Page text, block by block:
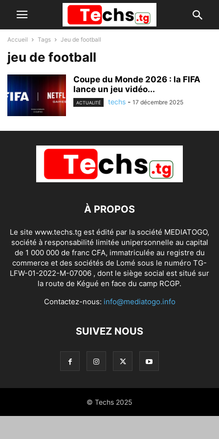
Accueil Tags Jeu de football
jeu de football
Coupe du Monde 2026 : la FIFA
lance un jeu vidéo...
ACTUALITÉ techs - 17 décembre 2025
À PROPOS
Le site www.techs.tg est édité par la société MEDIATOGO,
société à responsabilité limitée unipersonnelle au capital
de 1 000 000 de franc CFA, immatriculée au registre du
commerce et des sociétés de Lomé sous le numéro TG-
LFW-01-2022-M-07006 , dont le siège social est situé sur
la route de Kégué en face du camp RCGP.
Contactez-nous: info@mediatogo.info
SUIVEZ NOUS
© Techs 2025